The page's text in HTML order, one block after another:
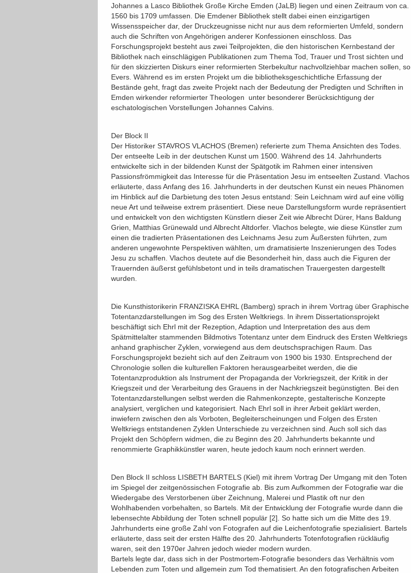
Johannes a Lasco Bibliothek Große Kirche Emden (JaLB) liegen und einen Zeitraum von ca.
1560 bis 1709 umfassen. Die Emdener Bibliothek stellt dabei einen einzigartigen
Wissensspeicher dar, der Druckzeugnisse nicht nur aus dem reformierten Umfeld, sondern
auch die Schriften von Angehörigen anderer Konfessionen einschloss. Das
Forschungsprojekt besteht aus zwei Teilprojekten, die den historischen Kernbestand der
Bibliothek nach einschlägigen Publikationen zum Thema Tod, Trauer und Trost sichten und
für den skizzierten Diskurs einer reformierten Sterbekultur nachvollziehbar machen sollen, so
Evers. Während es im ersten Projekt um die bibliotheksgeschichtliche Erfassung der
Bestände geht, fragt das zweite Projekt nach der Bedeutung der Predigten und Schriften in
Emden wirkender reformierter Theologen  unter besonderer Berücksichtigung der
eschatologischen Vorstellungen Johannes Calvins.
Der Block II
Der Historiker STAVROS VLACHOS (Bremen) referierte zum Thema Ansichten des Todes.
Der entseelte Leib in der deutschen Kunst um 1500. Während des 14. Jahrhunderts
entwickelte sich in der bildenden Kunst der Spätgotik im Rahmen einer intensiven
Passionsfrömmigkeit das Interesse für die Präsentation Jesu im entseelten Zustand. Vlachos
erläuterte, dass Anfang des 16. Jahrhunderts in der deutschen Kunst ein neues Phänomen
im Hinblick auf die Darbietung des toten Jesus entstand: Sein Leichnam wird auf eine völlig
neue Art und teilweise extrem präsentiert. Diese neue Darstellungsform wurde repräsentiert
und entwickelt von den wichtigsten Künstlern dieser Zeit wie Albrecht Dürer, Hans Baldung
Grien, Matthias Grünewald und Albrecht Altdorfer. Vlachos belegte, wie diese Künstler zum
einen die tradierten Präsentationen des Leichnams Jesu zum Äußersten führten, zum
anderen ungewohnte Perspektiven wählten, um dramatisierte Inszenierungen des Todes
Jesu zu schaffen. Vlachos deutete auf die Besonderheit hin, dass auch die Figuren der
Trauernden äußerst gefühlsbetont und in teils dramatischen Trauergesten dargestellt
wurden.
Die Kunsthistorikerin FRANZISKA EHRL (Bamberg) sprach in ihrem Vortrag über Graphische
Totentanzdarstellungen im Sog des Ersten Weltkriegs. In ihrem Dissertationsprojekt
beschäftigt sich Ehrl mit der Rezeption, Adaption und Interpretation des aus dem
Spätmittelalter stammenden Bildmotivs Totentanz unter dem Eindruck des Ersten Weltkriegs
anhand graphischer Zyklen, vorwiegend aus dem deutschsprachigen Raum. Das
Forschungsprojekt bezieht sich auf den Zeitraum von 1900 bis 1930. Entsprechend der
Chronologie sollen die kulturellen Faktoren herausgearbeitet werden, die die
Totentanzproduktion als Instrument der Propaganda der Vorkriegszeit, der Kritik in der
Kriegszeit und der Verarbeitung des Grauens in der Nachkriegszeit begünstigten. Bei den
Totentanzdarstellungen selbst werden die Rahmenkonzepte, gestalterische Konzepte
analysiert, verglichen und kategorisiert. Nach Ehrl soll in ihrer Arbeit geklärt werden,
inwiefern zwischen den als Vorboten, Begleiterscheinungen und Folgen des Ersten
Weltkriegs entstandenen Zyklen Unterschiede zu verzeichnen sind. Auch soll sich das
Projekt den Schöpfern widmen, die zu Beginn des 20. Jahrhunderts bekannte und
renommierte Graphikkünstler waren, heute jedoch kaum noch erinnert werden.
Den Block II schloss LISBETH BARTELS (Kiel) mit ihrem Vortrag Der Umgang mit den Toten
im Spiegel der zeitgenössischen Fotografie ab. Bis zum Aufkommen der Fotografie war die
Wiedergabe des Verstorbenen über Zeichnung, Malerei und Plastik oft nur den
Wohlhabenden vorbehalten, so Bartels. Mit der Entwicklung der Fotografie wurde dann die
lebensechte Abbildung der Toten schnell populär [2]. So hatte sich um die Mitte des 19.
Jahrhunderts eine große Zahl von Fotografen auf die Leichenfotografie spezialisiert. Bartels
erläuterte, dass seit der ersten Hälfte des 20. Jahrhunderts Totenfotografien rückläufig
waren, seit den 1970er Jahren jedoch wieder modern wurden.
Bartels legte dar, dass sich in der Postmortem-Fotografie besonders das Verhältnis vom
Lebenden zum Toten und allgemein zum Tod thematisiert. An den fotografischen Arbeiten